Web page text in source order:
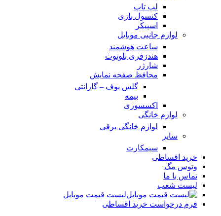
لپ تاپ
کنسول بازی
اسپیکر
لوازم جانبی موبایل
ساعت هوشمند
هندزفری بلوتوث
شارژر
محافظ صفحه نمایش
گلس بوف – گارانتی
بیمه
اکسسوری
لوازم خانگی
لوازم خانگی برقی
سایر
سیمکارت
خرید اقساطی
وتوس مگ
تماس با ما
لیست شعب
لیست قیمت موبایل
فرم درخواست خرید اقساطی